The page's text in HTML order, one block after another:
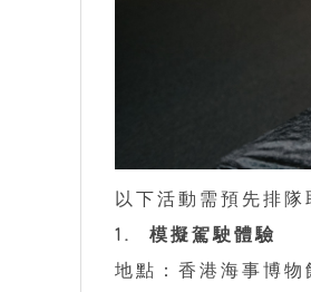
以下活動需預先排隊
1. 模擬駕駛體驗
地點：香港海事博